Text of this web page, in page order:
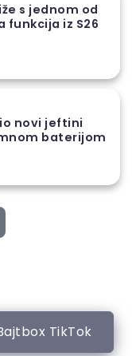
s jednom od
funkcija iz S26
novi jeftini
baterijom
TikTok